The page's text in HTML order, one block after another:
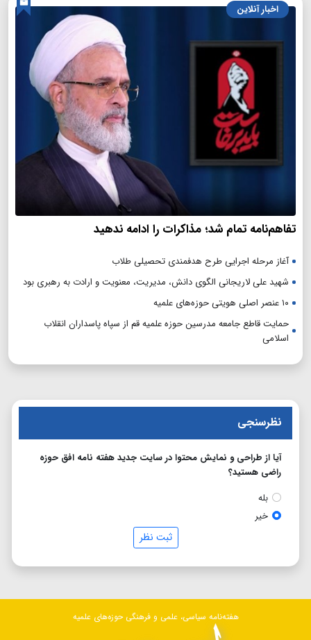
اخبار آنلاین
تفاهم‌نامه تمام شد؛ مذاکرات را ادامه ندهید
آغاز مرحله اجرایی طرح هدفمندی تحصیلی طلاب
شهید علی لاریجانی الگوی دانش، مدیریت، معنویت و ارادت به رهبری بود
۱۰ عنصر اصلی هویتی حوزه‌های علمیه
حمایت قاطع جامعه مدرسین حوزه علمیه قم از سپاه پاسداران انقلاب
اسلامی
نظرسنجی
آیا از طراحی و نمایش محتوا در سایت جدید هفته نامه افق حوزه
راضی هستید؟
بله
خیر
ثبت نظر
هفته‌نامه سیاسی، علمی و فرهنگی حوزه‌های علمیه